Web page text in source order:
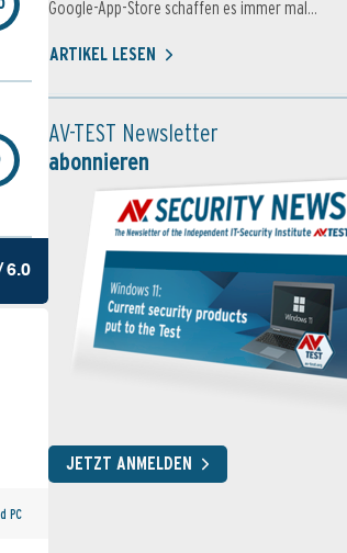
6.0
PC
Google-App-Store schaffen es immer mal...
ARTIKEL LESEN
AV-TEST Newsletter
abonnieren
JETZT ANMELDEN